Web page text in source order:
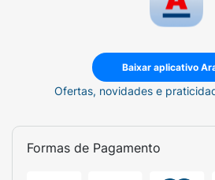
Baixar aplicativo
Ofertas, novidades e
Formas de Pagamento